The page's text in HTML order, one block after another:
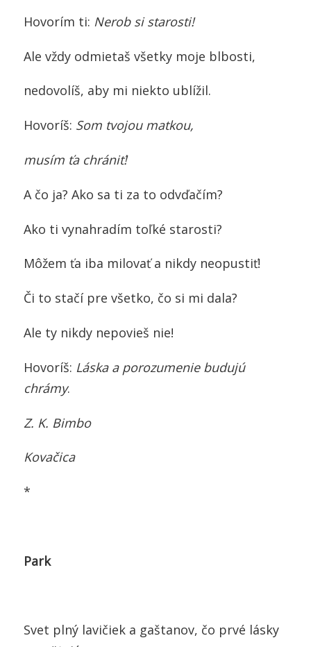
Hovorím ti: Nerob si starosti!
Ale vždy odmietaš všetky moje blbosti,
nedovolíš, aby mi niekto ublížil.
Hovoríš: Som tvojou matkou,
musím ťa chrániť!
A čo ja? Ako sa ti za to odvďačím?
Ako ti vynahradím toľké starosti?
Môžem ťa iba milovať a nikdy neopustiť!
Či to stačí pre všetko, čo si mi dala?
Ale ty nikdy nepovieš nie!
Hovoríš: Láska a porozumenie budujú
chrámy.
Z. K. Bimbo
Kovačica
*
Park
Svet plný lavičiek a gaštanov, čo prvé lásky